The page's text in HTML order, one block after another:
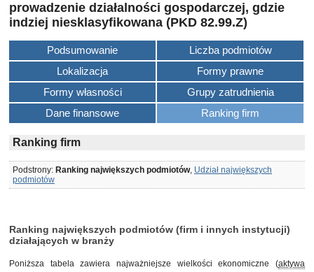
prowadzenie działalności gospodarczej, gdzie
indziej niesklasyfikowana (PKD 82.99.Z)
Podsumowanie
Liczba podmiotów
Lokalizacja
Formy prawne
Formy własności
Grupy zatrudnienia
Dane finansowe
Ranking firm
Ranking firm
Podstrony: Ranking największych podmiotów, Udział największych
podmiotów
Ranking największych podmiotów (firm i innych instytucji)
działających w branży
Poniższa tabela zawiera najważniejsze wielkości ekonomiczne (aktywa